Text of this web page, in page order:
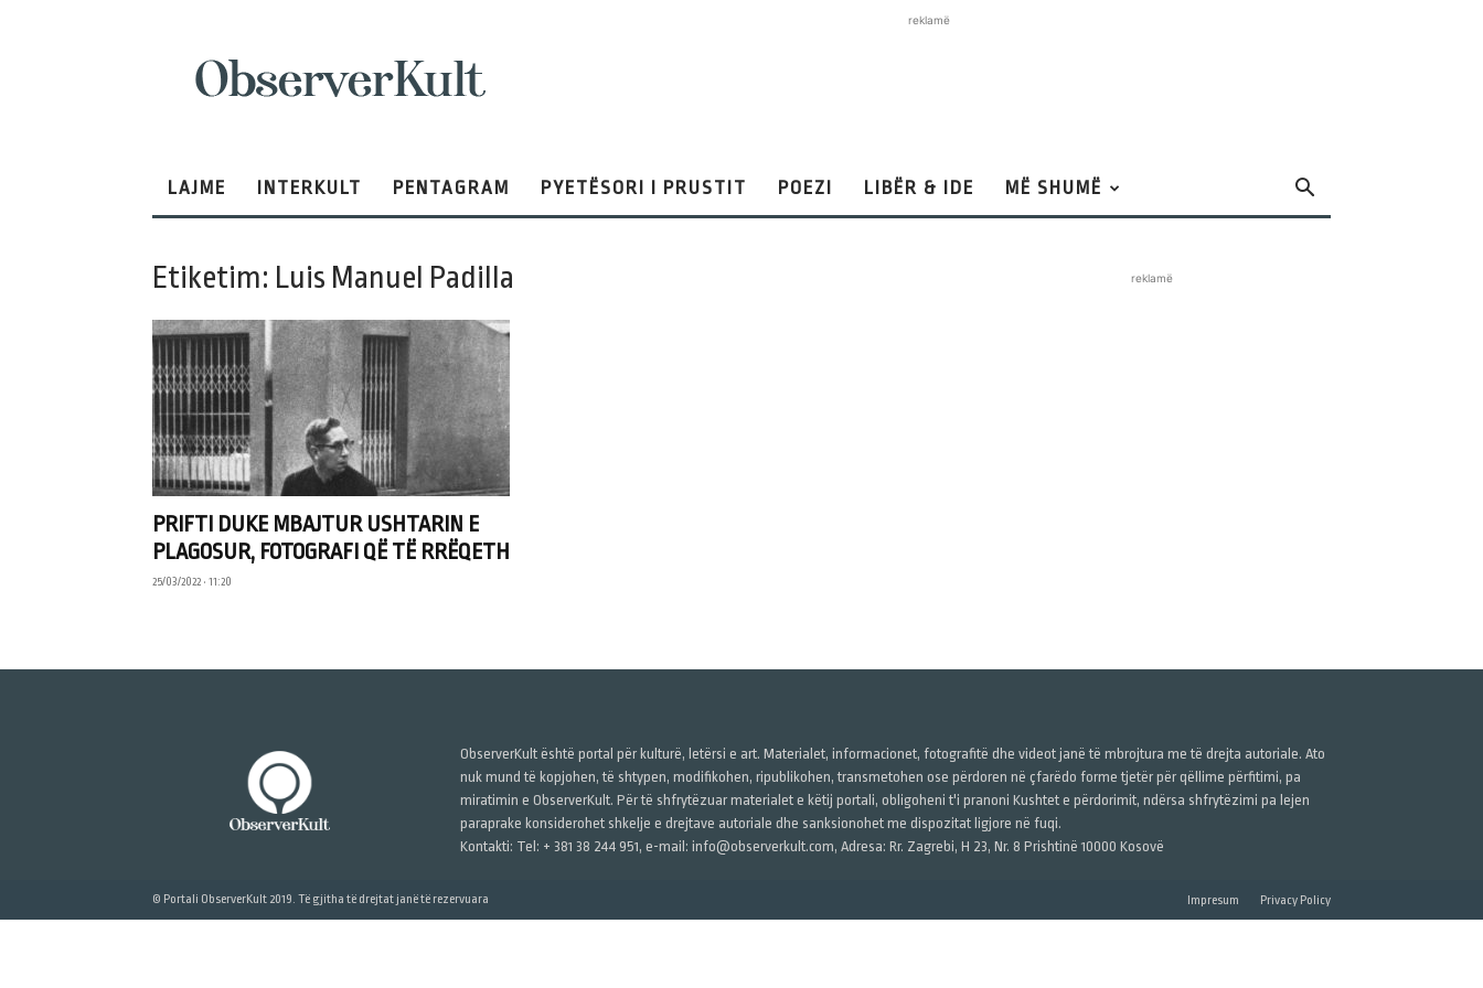
reklamë
LAJME INTERKULT PENTAGRAM PYETËSORI I PRUSTIT POEZI LIBËR & IDE MË SHUMË
Etiketim: Luis Manuel Padilla
PRIFTI DUKE MBAJTUR USHTARIN E
PLAGOSUR, FOTOGRAFI QË TË RRËQETH
25/03/2022 • 11:20
reklamë
ObserverKult është portal për kulturë, letërsi e art. Materialet, informacionet, fotografitë dhe videot janë të mbrojtura me të drejta autoriale. Ato
nuk mund të kopjohen, të shtypen, modifikohen, ripublikohen, transmetohen ose përdoren në çfarëdo forme tjetër për qëllime përfitimi, pa
miratimin e ObserverKult. Për të shfrytëzuar materialet e këtij portali, obligoheni t'i pranoni Kushtet e përdorimit, ndërsa shfrytëzimi pa lejen
paraprake konsiderohet shkelje e drejtave autoriale dhe sanksionohet me dispozitat ligjore në fuqi.
Kontakti: Tel: + 381 38 244 951, e-mail: info@observerkult.com, Adresa: Rr. Zagrebi, H 23, Nr. 8 Prishtinë 10000 Kosovë
Impresum Privacy Policy
© Portali ObserverKult 2019. Të gjitha të drejtat janë të rezervuara